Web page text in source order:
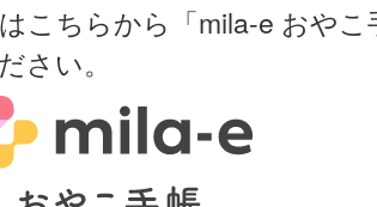
こちらから「mila-e おやこ
さい。